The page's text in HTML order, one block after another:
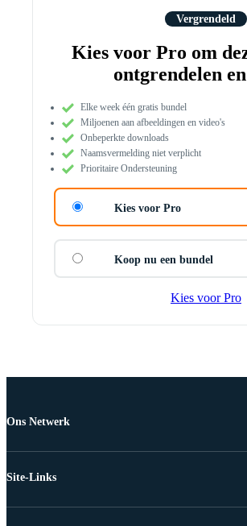
Vergrendeld
Kies voor Pro om
ontgrendelen
Elke week één gratis bundel
Miljoenen aan afbeeldingen en video's
Onbeperkte downloads
Naamsvermelding niet verplicht
Prioritaire Ondersteuning
Kies voor Pro
Koop nu een bundel
Kies voor Pro
Ons Netwerk
Site-Links